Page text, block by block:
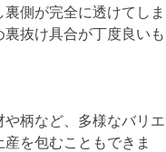
側が完全に透けてしま
抜け具合が丁度良いも
柄など、多様なバリエ
を包むこともできま